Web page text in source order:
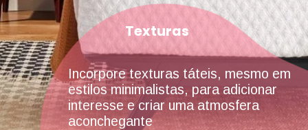
Incorpore texturas táteis, mesmo em
estilos minimalistas, para adicionar
interesse e criar uma atmosfera
aconchegante
Texturas